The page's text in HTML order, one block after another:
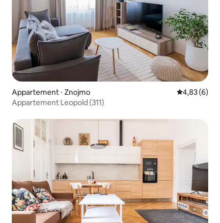
Appartement ⋅ Znojmo Évaluation
4,83 (6)
Appartement Leopold (311)